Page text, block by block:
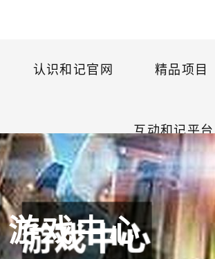
认识和记官网 精品项目
互动和记平台
游戏中心